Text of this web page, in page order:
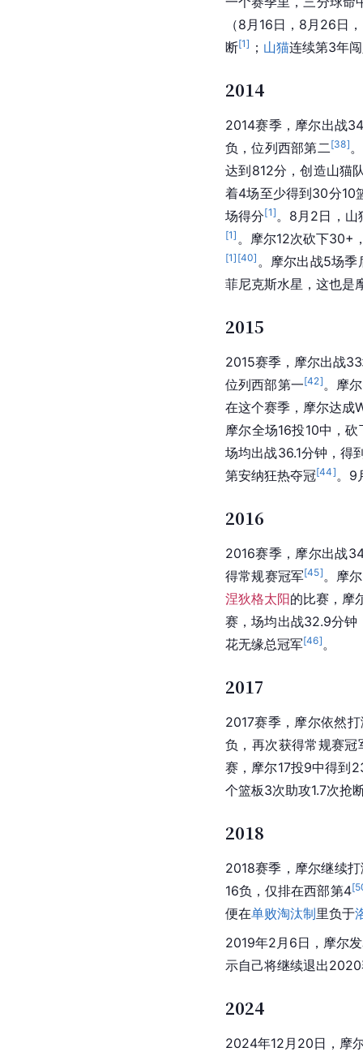
（8月16日，8月26日
断[1] ； 山猫连续第3年
2014
2014赛季，摩尔出战
负，位列西部第二 [38]
达到812分，创造山猫
着4场至少得到30分10
场得分[1] 。8月2日，山
[1] 。摩尔12次砍下30+
[1] [40] 。摩尔出战5场
菲尼克斯水星 ，这也是
2015
2015赛季，摩尔出战
位列西部第一[42] 。摩
在这个赛季，摩尔达成
摩尔全场16投10中，
场均出战36.1分钟，得
第安纳狂热夺冠[44] 。9
2016
2016赛季，摩尔出战
得常规赛冠军[45] 。 摩尔
涅狄格太阳的比赛， 摩
赛，场均出战32.9分钟
花无缘总冠军[46] 。
2017
2017赛季，摩尔依然
负，再次获得常规赛冠
赛，摩尔17投9中得到
个篮板3次助攻1.7次抢
2018
2018赛季，摩尔继续
16负，仅排在西部第4[
便在单败淘汰制里负于
2019年2月6日，摩尔
示自己将继续退出
2024
2024年12月20日，摩